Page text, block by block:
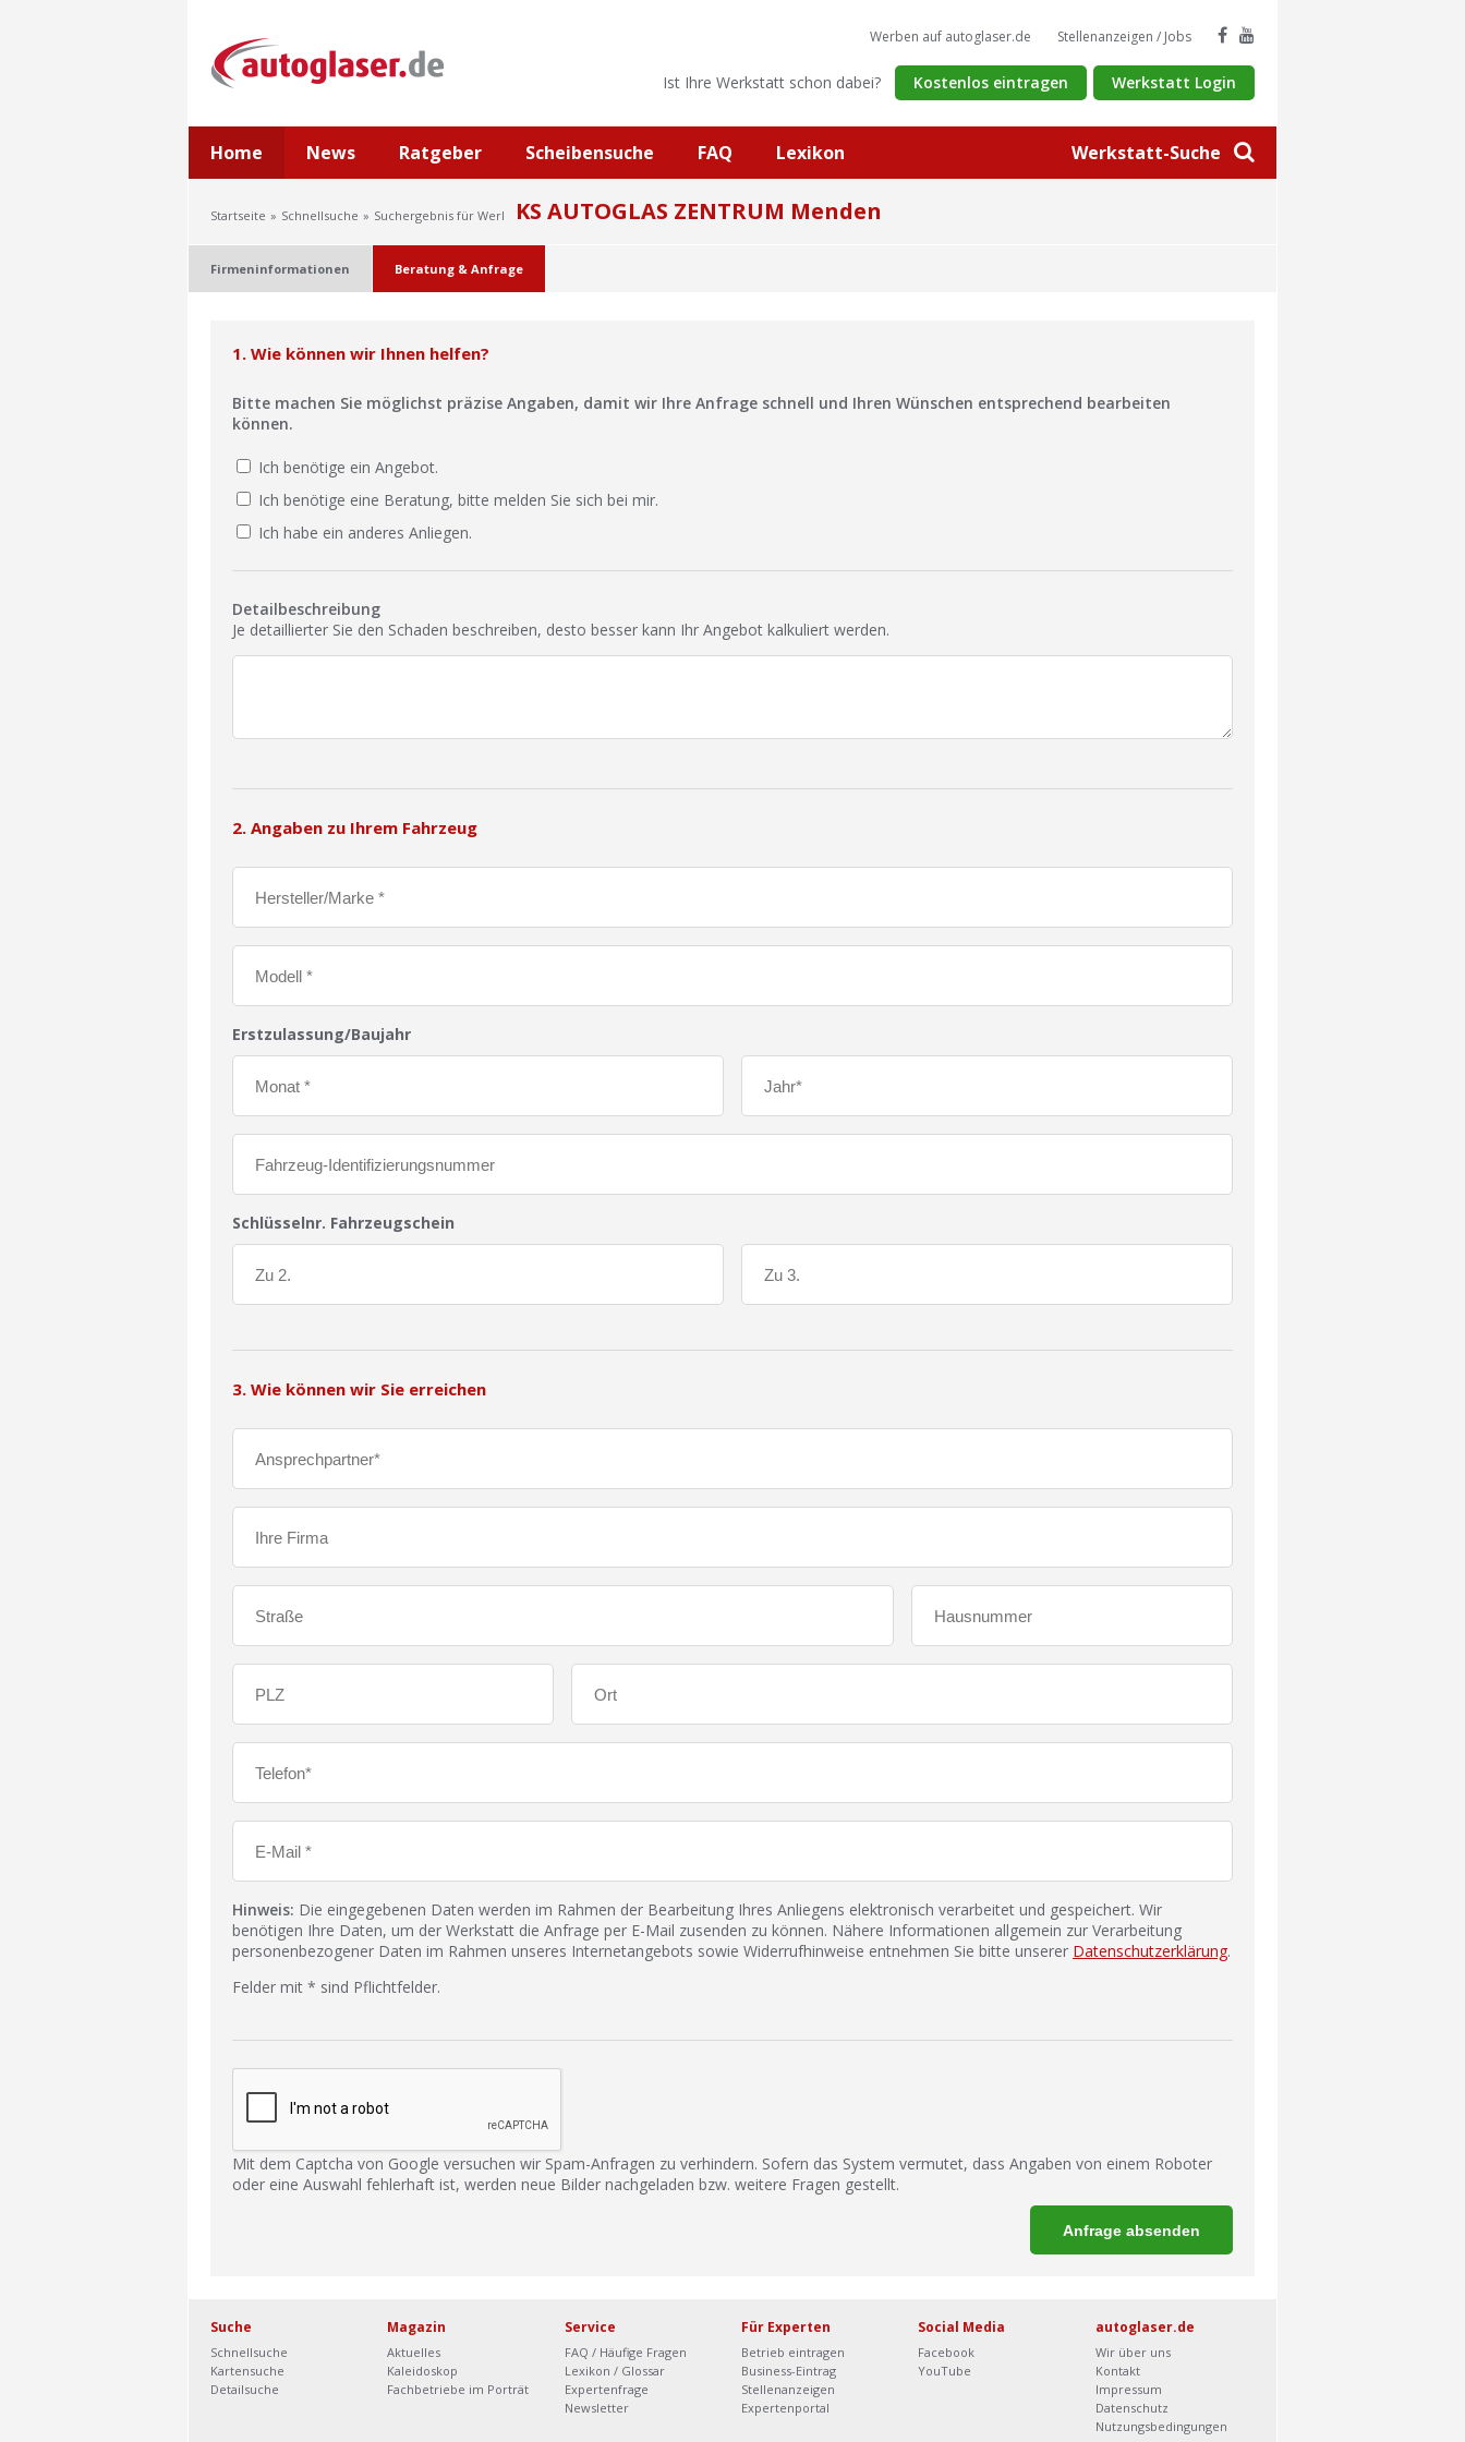
Werkstatt-Suche
Werben auf autoglaser.de Stellenanzeigen / Jobs
Ist Ihre Werkstatt schon dabei? Kostenlos eintragen Werkstatt Login
Home News Ratgeber Scheibensuche FAQ Lexikon
Startseite Schnellsuche Suchergebnis für Werl KS AUTOGLAS ZENTRUM Menden
Firmeninformationen Beratung & Anfrage
1. Wie können wir Ihnen helfen?
Bitte machen Sie möglichst präzise Angaben, damit wir Ihre Anfrage schnell und Ihren Wünschen entsprechend bearbeiten
können.
Ich benötige ein Angebot.
Ich benötige eine Beratung, bitte melden Sie sich bei mir.
Ich habe ein anderes Anliegen.
Detailbeschreibung
Je detaillierter Sie den Schaden beschreiben, desto besser kann Ihr Angebot kalkuliert werden.
2. Angaben zu Ihrem Fahrzeug
Erstzulassung/Baujahr
Schlüsselnr. Fahrzeugschein
3. Wie können wir Sie erreichen
Hinweis: Die eingegebenen Daten werden im Rahmen der Bearbeitung Ihres Anliegens elektronisch verarbeitet und gespeichert. Wir
benötigen Ihre Daten, um der Werkstatt die Anfrage per E-Mail zusenden zu können. Nähere Informationen allgemein zur Verarbeitung
personenbezogener Daten im Rahmen unseres Internetangebots sowie Widerrufhinweise entnehmen Sie bitte unserer Datenschutzerklärung.
Felder mit * sind Pflichtfelder.
Mit dem Captcha von Google versuchen wir Spam-Anfragen zu verhindern. Sofern das System vermutet, dass Angaben von einem Roboter
oder eine Auswahl fehlerhaft ist, werden neue Bilder nachgeladen bzw. weitere Fragen gestellt.
Suche
Schnellsuche
Kartensuche
Detailsuche
Magazin
Aktuelles
Kaleidoskop
Fachbetriebe im Porträt
Service
FAQ / Häufige Fragen
Lexikon / Glossar
Expertenfrage
Newsletter
Für Experten
Betrieb eintragen
Business-Eintrag
Stellenanzeigen
Expertenportal
Social Media
Facebook
YouTube
autoglaser.de
Wir über uns
Kontakt
Impressum
Datenschutz
Nutzungsbedingungen